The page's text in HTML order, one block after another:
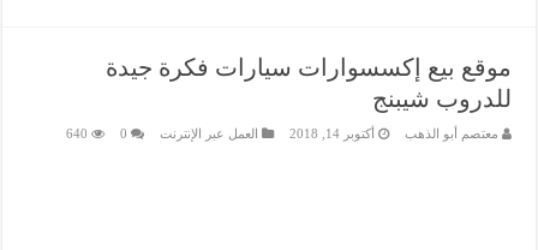
موقع بيع إكسسوارات سيارات فكرة جيدة
للدروب شيبنج
معتصم أبو الذهب أكتوبر 14, 2018 العمل عبر الإنترنت 0
640